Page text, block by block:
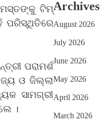
ଟିମ୍‌
ପରିସ୍ଥିତିରେ
ପରାମର୍ଶ
ଓ ଜିଲ୍ଲା
ସାମଗ୍ରୀ
।
Archives
August 2026
July 2026
June 2026
May 2026
April 2026
March 2026